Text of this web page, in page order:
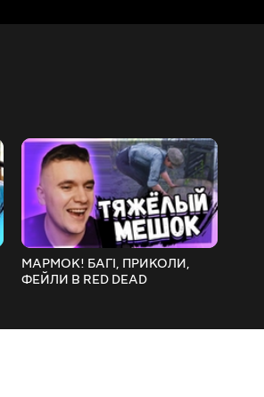
МАРМОК! БАГІ, ПРИКОЛИ,
ФЕЙЛИ В RED DEAD